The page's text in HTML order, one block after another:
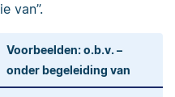
van”.
Voorbeelden: o.b.v. –
onder begeleiding van